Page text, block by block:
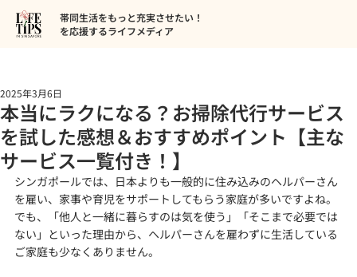
帯同生活をもっと充実させたい！
を応援するライフメディア
本当にラクになる？お掃除代行サービス
を試した感想＆おすすめポイント【主な
サービス一覧付き！】
2025年3月6日
シンガポールでは、日本よりも一般的に住み込みのヘルパーさん
を雇い、家事や育児をサポートしてもらう家庭が多いですよね。
でも、「他人と一緒に暮らすのは気を使う」「そこまで必要では
ない」といった理由から、ヘルパーさんを雇わずに生活している
ご家庭も少なくありません。